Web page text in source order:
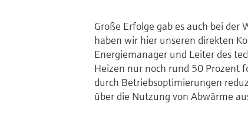
Große Erfolge gab es auch bei der
haben wir hier unseren direkten
Energiemanager und Leiter des
Heizen nur noch rund 50 Prozent
durch Betriebsoptimierungen
über die Nutzung von Abwärme